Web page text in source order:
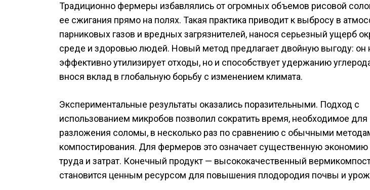
Традиционно фермеры избавлялись от огромных объемов рисовой
ее сжигания прямо на полях. Такая практика приводит к выбросу в
парниковых газов и вредных загрязнителей, нанося серьезный ущерб
среде и здоровью людей. Новый метод предлагает двойную выгоду: он
эффективно утилизирует отходы, но и способствует удержанию
внося вклад в глобальную борьбу с изменением климата.
Экспериментальные результаты оказались поразительными. Подход с
использованием микробов позволил сократить время, необходимое для
разложения соломы, в несколько раз по сравнению с обычными
компостирования. Для фермеров это означает существенную
труда и затрат. Конечный продукт — высококачественный
становится ценным ресурсом для повышения плодородия почвы и